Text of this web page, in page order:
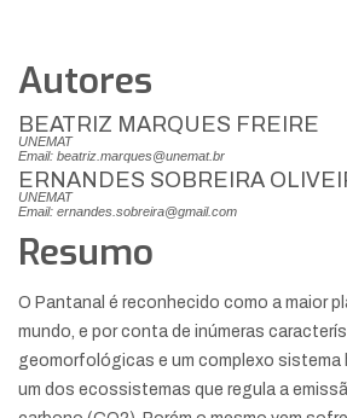
Autores
BEATRIZ MARQUES FREIRE
UNEMAT
Email: beatriz.marques@unemat.br
ERNANDES SOBREIRA
UNEMAT
Email: ernandes.sobreira@gmail.com
Resumo
O Pantanal é reconhecido como a maior
mundo, e por conta de inúmeras
geomorfológicas e um complexo
um dos ecossistemas que regula a